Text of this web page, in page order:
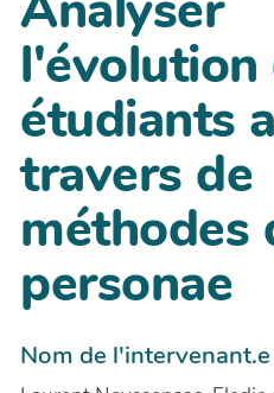
l'évolution
étudiants
travers de
méthodes
personae
Nom de l'intervenant.e